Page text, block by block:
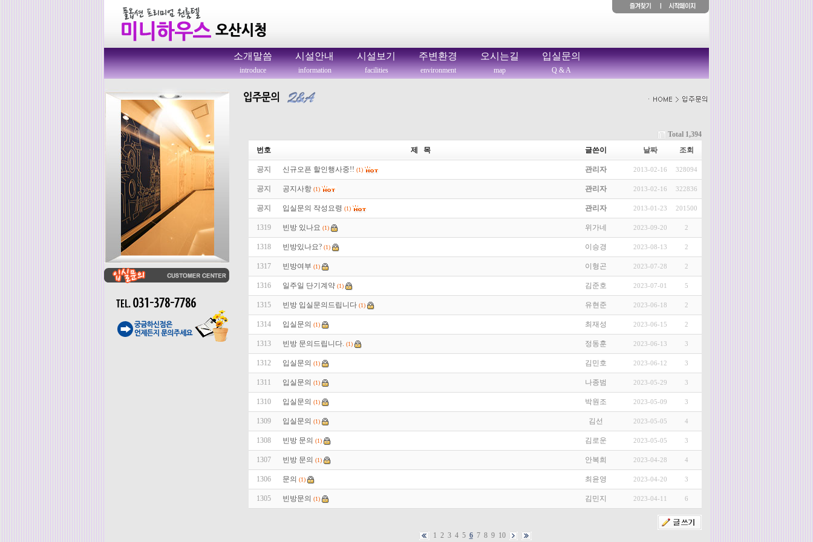
소개말씀
introduce
시설안내
information
시설보기
facilities
주변환경
environment
오시는길
map
입실문의
Q & A
Total 1,394
번호
제 목 글쓴이 날짜 조회
공지 신규오픈 할인행사중!! (1) 관리자 2013-02-16 328094
공지 공지사항 (1) 관리자 2013-02-16 322836
공지 입실문의 작성요령 (1) 관리자 2013-01-23 201500
1319 빈방 있나요 (1) 위가네 2023-09-20 2
1318 빈방있나요? (1) 이승경 2023-08-13 2
1317 빈방여부 (1) 이형곤 2023-07-28 2
1316 일주일 단기계약 (1) 김준호 2023-07-01 5
1315 빈방 입실문의드립니다 (1) 유현준 2023-06-18 2
1314 입실문의 (1) 최재성 2023-06-15 2
1313 빈방 문의드립니다. (1) 정동훈 2023-06-13 3
1312 입실문의 (1) 김민호 2023-06-12 3
1311 입실문의 (1) 나종범 2023-05-29 3
1310 입실문의 (1) 박원조 2023-05-09 3
1309 입실문의 (1) 김선 2023-05-05 4
1308 빈방 문의 (1) 김로운 2023-05-05 3
1307 빈방 문의 (1) 안복희 2023-04-28 4
1306 문의 (1) 최윤영 2023-04-20 3
1305 빈방문의 (1) 김민지 2023-04-11 6
1 2 3 4 5 6 7 8 9 10